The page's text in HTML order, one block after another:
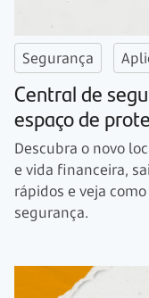
Segurança
Central de
espaço de
Descubra o novo
e vida financeira,
rápidos e veja
segurança.